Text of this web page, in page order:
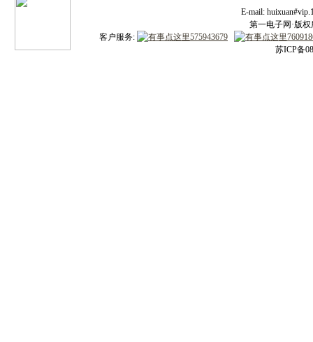
E-mail:
第一电子网·版权
客户服务:
苏ICP备